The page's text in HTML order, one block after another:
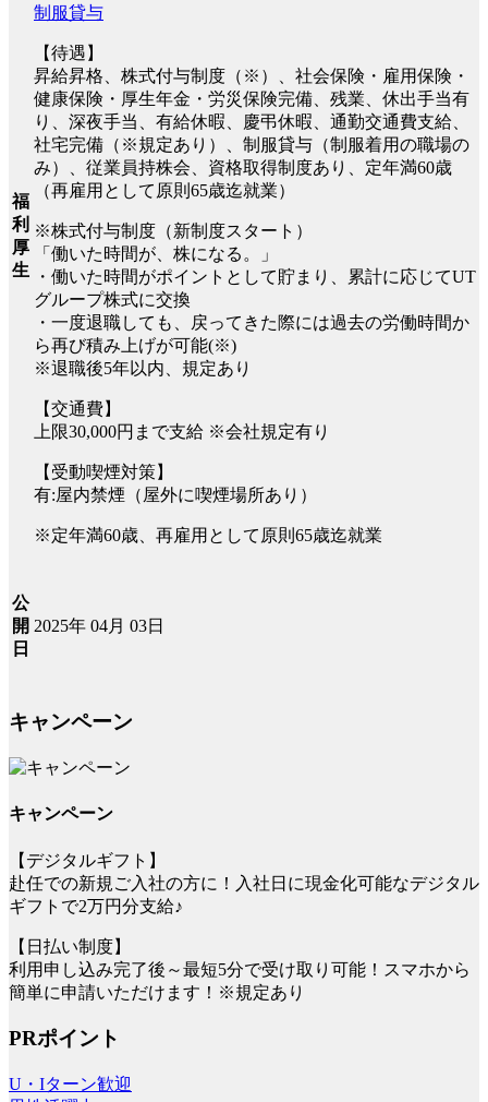
福
利
厚
生
制服貸与
【待遇】
昇給昇格、株式付与制度（※）、社会保険・雇用保険・
健康保険・厚生年金・労災保険完備、残業、休出手当有
り、深夜手当、有給休暇、慶弔休暇、通勤交通費支給、
社宅完備（※規定あり）、制服貸与（制服着用の職場の
み）、従業員持株会、資格取得制度あり、定年満60歳
（再雇用として原則65歳迄就業）
※株式付与制度（新制度スタート）
「働いた時間が、株になる。」
・働いた時間がポイントとして貯まり、累計に応じてUT
グループ株式に交換
・一度退職しても、戻ってきた際には過去の労働時間か
ら再び積み上げが可能(※)
※退職後5年以内、規定あり
【交通費】
上限30,000円まで支給 ※会社規定有り
【受動喫煙対策】
有:屋内禁煙（屋外に喫煙場所あり）
※定年満60歳、再雇用として原則65歳迄就業
公
開
日
2025年 04月 03日
キャンペーン
キャンペーン
【デジタルギフト】
赴任での新規ご入社の方に！入社日に現金化可能なデジタル
ギフトで2万円分支給♪
【日払い制度】
利用申し込み完了後～最短5分で受け取り可能！スマホから
簡単に申請いただけます！※規定あり
PRポイント
U・Iターン歓迎